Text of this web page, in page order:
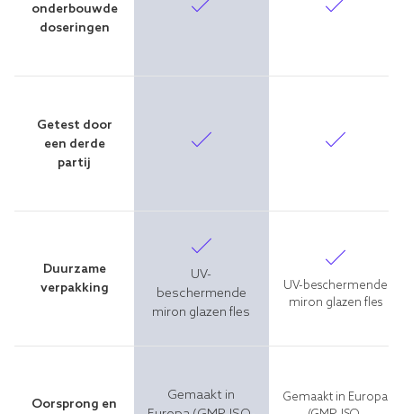
onderbouwde
doseringen
Getest door
een derde
partij
Duurzame
verpakking
Oorsprong en
UV-
beschermende
miron glazen fles
Gemaakt in
UV-beschermende
miron glazen fles
Gemaakt in Europa